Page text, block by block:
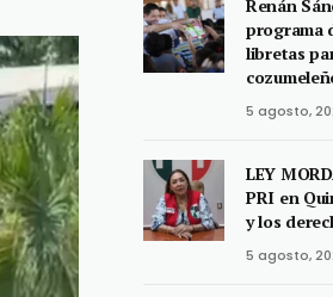
Renán
programa
libretas
5 agosto,
LEY
PRI en
y los
5 agosto,